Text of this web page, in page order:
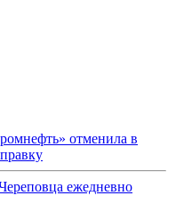
отменила в
ежедневно